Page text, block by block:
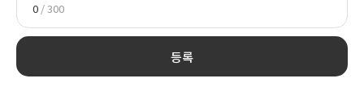
0 / 300
등록